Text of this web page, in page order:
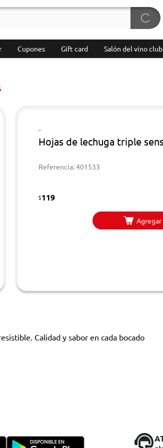
Cupones Gift card Salón del vino club
-
Hojas de lechuga triple
Referencia: 401533
$119
Agregar
Calidad y sabor en cada bocado